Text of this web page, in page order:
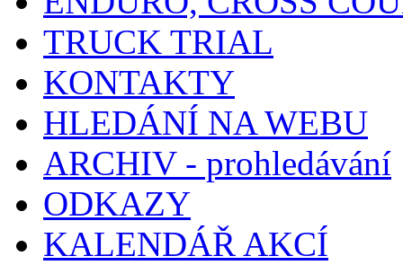
TRUCK TRIAL
KONTAKTY
HLEDÁNÍ NA WEBU
ARCHIV - prohledávání
ODKAZY
KALENDÁŘ AKCÍ